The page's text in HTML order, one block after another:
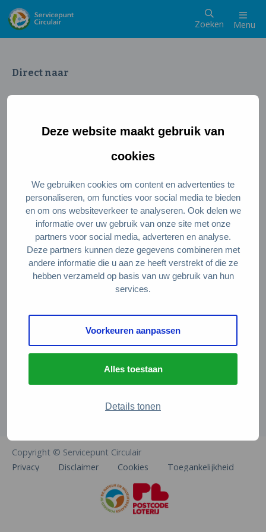
Deze website maakt gebruik van
cookies
We gebruiken cookies om content en advertenties te
personaliseren, om functies voor social media te bieden
en om ons websiteverkeer te analyseren. Ook delen we
informatie over uw gebruik van onze site met onze
partners voor social media, adverteren en analyse.
Deze partners kunnen deze gegevens combineren met
andere informatie die u aan ze heeft verstrekt of die ze
hebben verzameld op basis van uw gebruik van hun
services.
Voorkeuren aanpassen
Alles toestaan
Details tonen
Zoeken Menu
Direct naar
Wat is een circulaire samenleving
Meedoen als ondernemer
Circulaire producten en diensten
Wie zijn wij?
Over ons
Stel je vraag
Servicepunt Team
Veelgestelde vragen
De Natuur en Milieufederaties
Arthur van Schendelstraat 600
info@natuurenmilieufederaties.nl
Copyright © Servicepunt Circulair
Privacy
Disclaimer Cookies Toegankelijkheid